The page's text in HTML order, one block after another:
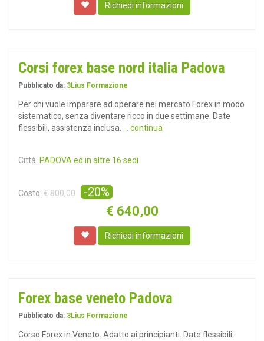
Richiedi informazioni
Corsi forex base nord italia Padova
Pubblicato da: 3Lius Formazione
Per chi vuole imparare ad operare nel mercato Forex in modo
sistematico, senza diventare ricco in due settimane. Date
flessibili, assistenza inclusa.
... continua
Città: PADOVA ed in altre 16 sedi
Costo: € 800,00 -20%
€ 640,00
Richiedi informazioni
Forex base veneto Padova
Pubblicato da: 3Lius Formazione
Corso Forex in Veneto. Adatto ai principianti. Date flessibili.